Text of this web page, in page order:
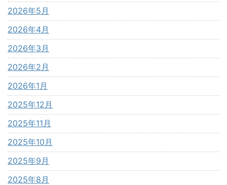
2026年5月
2026年4月
2026年3月
2026年2月
2026年1月
2025年12月
2025年11月
2025年10月
2025年9月
2025年8月